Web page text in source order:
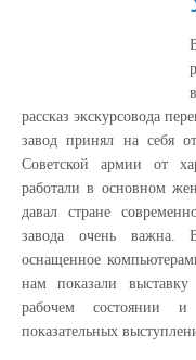
рассказ экскурсовода
завод принял на себя
Советской армии от
работали в основном
давал стране
завода очень важна.
оснащенное
нам показали
рабочем состоянии
показательных